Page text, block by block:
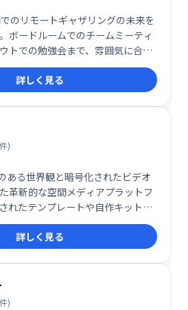
のリモートギャザリングの未来を
ボードルームでのチームミーティ
トでの勉強会まで、雰囲気に合っ
してください。あなたが本当にお
うにチャットしてください。
詳しく見る
)
ある世界観と暗号化されたビデオ
革新的な空間メディアプラットフ
れたテンプレートや自作キット
を簡単に構築可能。ディナー、ポ
サート、会議など、500以上のバ
可能です。あなただけの世界を創
ニケーション体験を創造しましょ
詳しく見る
)